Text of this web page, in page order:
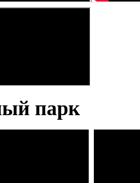
парк